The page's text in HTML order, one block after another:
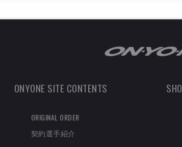
ONYONE SITE CONTENTS
ORIGINAL ORDER
契約選手紹介